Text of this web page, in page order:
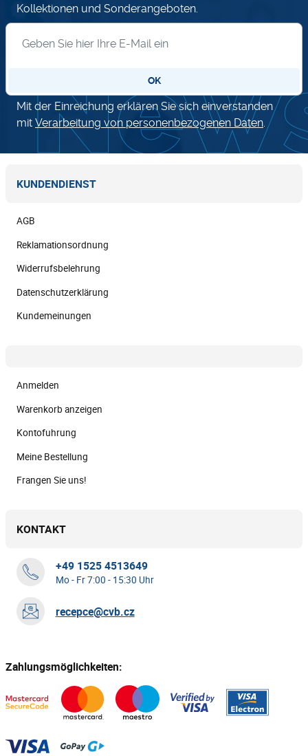
Kollektionen und Sonderangeboten.
OK
Mit der Einreichung erklären Sie sich einverstanden
mit Verarbeitung von personenbezogenen Daten.
KUNDENDIENST
AGB
Reklamationsordnung
Widerrufsbelehrung
Datenschutzerklärung
Kundemeinungen
Anmelden
Warenkorb anzeigen
Kontofuhrung
Meine Bestellung
Frangen Sie uns!
KONTAKT
+49 1525 4513649
Mo - Fr 7:00 - 15:30 Uhr
recepce@cvb.cz
Zahlungsmöglichkeiten: